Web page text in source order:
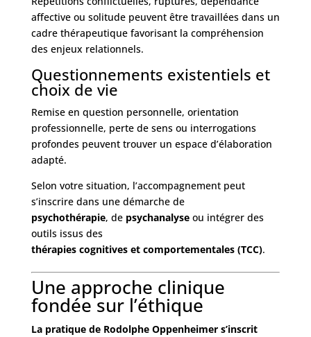
affective ou solitude peuvent être travaillées dans un
cadre thérapeutique favorisant la compréhension
des enjeux relationnels.
Questionnements existentiels et
choix de vie
Remise en question personnelle, orientation
professionnelle, perte de sens ou interrogations
profondes peuvent trouver un espace d’élaboration
adapté.
Selon votre situation, l’accompagnement peut
s’inscrire dans une démarche de
psychothérapie, de psychanalyseou intégrer des
outils issus des
thérapies cognitives et comportementales (TCC).
Une approche clinique
fondée sur l’éthique
La pratique de Rodolphe Oppenheimer s’inscrit